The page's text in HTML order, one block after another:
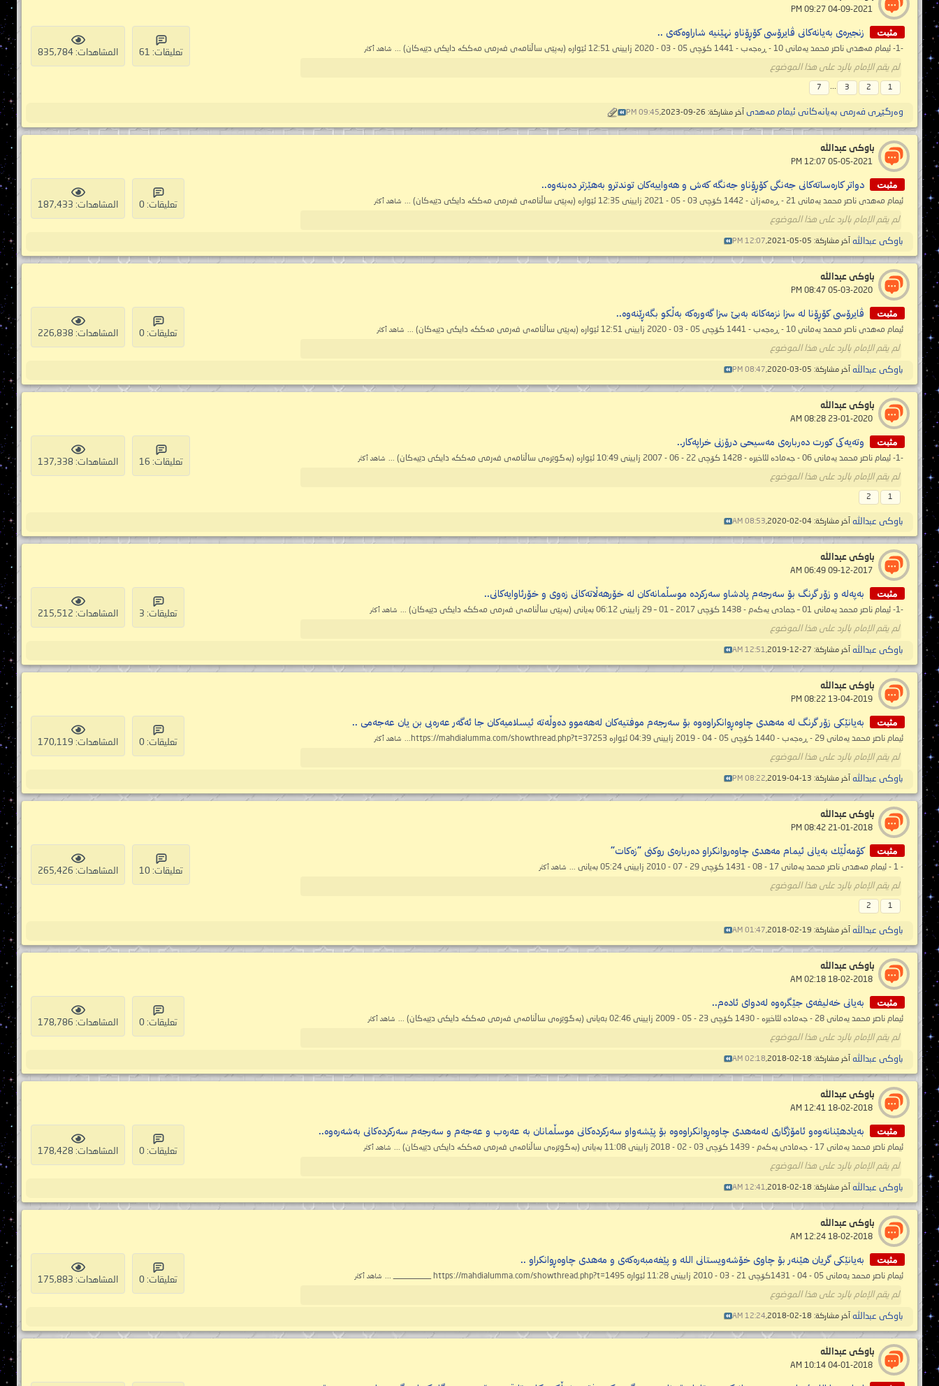
مثبت زنجیرەی بەیانەکانی ڤایرۆسی کۆڕۆناو نهێنیە شاراوەکەی ..
-1- ئیمام مەهدی ناصر محمد یەمانی 10 - ڕەجەب - 1441 کۆچی 05 - 03 - 2020 زایینی 12:51 ئێوارە (بەپێی ساڵنامەی فەرمی مەککە دایکی دێیەکان) ... شاهد أكثر
لم يقم الإمام بالرد على هذا الموضوع
1
2
3
...
7
تعليقات: 61 المشاهدات: 835,784
وەرگێڕی فەرمی بەیانەکانی ئیمام مەهدی آخر مشاركة: 26-09-2023, 09:45 PM
باوكى عبدالله
مثبت دواتر کارەساتەکانی جەنگی کۆڕۆناو جەنگە کەش و هەواییەکان توندترو بەهێزتر دەبنەوە..
ئیمام مەهدی ناصر محمد یەمانی 21 - ڕەمەزان - 1442 کۆچی 03 - 05 - 2021 زایینی 12:35 ئێوارە (بەپێی ساڵنامەی فەرمی مەککە دایکی دێیەکان) ... شاهد أكثر
لم يقم الإمام بالرد على هذا الموضوع
تعليقات: 0 المشاهدات: 187,433
باوكى عبدالله آخر مشاركة: 05-05-2021, 12:07 PM
باوكى عبدالله
مثبت ڤایرۆسی کۆڕۆنا لە سزا نزمەکانە بەبێ سزا گەورەکە بەڵکو بگەڕێنەوە..
ئیمام مەهدی ناصر محمد یەمانی 10 - ڕەجەب - 1441 کۆچی 05 - 03 - 2020 زایینی 12:51 ئێوارە (بەپێی ساڵنامەی فەرمی مەککە دایکی دێیەکان) ... شاهد أكثر
لم يقم الإمام بالرد على هذا الموضوع
تعليقات: 0 المشاهدات: 226,838
باوكى عبدالله آخر مشاركة: 05-03-2020, 08:47 PM
باوكى عبدالله
مثبت وتەیەکی کورت دەربارەی مەسیحی درۆزنی خراپەکار..
-1- ئیمام ناصر محمد یەمانی 06 - جەمادە لئاخیرە - 1428 کۆچی 22 - 06 - 2007 زایینی 10:49 ئێوارە (بەگوێرەی ساڵنامەی فەرمی مەککە دایکی دێیەکان) ... شاهد أكثر
لم يقم الإمام بالرد على هذا الموضوع
1
2
تعليقات: 16 المشاهدات: 137,338
باوكى عبدالله آخر مشاركة: 04-02-2020, 08:53 AM
باوكى عبدالله
مثبت بەپەلە و زۆر گرنگ بۆ سەرجەم پادشاو سەرکردە موسڵمانەکان لە خۆرھەڵاتەکانی زەوی و خۆرئاوایەکانی..
-1- ‎ئیمام ناصر محمد يەمانی ‎01 – جمادى یەکەم - 1438 کۆچی ‎29 – 01 – 2017 زایینی ‎06:12 بەیانی (بەپێی ساڵنامەی فەرمی مەککە دایکی دێیەکان) ... شاهد أكثر
لم يقم الإمام بالرد على هذا الموضوع
تعليقات: 3 المشاهدات: 215,512
باوكى عبدالله آخر مشاركة: 27-12-2019, 12:51 AM
باوكى عبدالله
مثبت بەیانێکی زۆر گرنگ لە مەھدی چاوەڕوانکراوەوە بۆ سەرجەم موفتیەکان لەھەموو دەوڵەتە ئیسلامیەکان جا ئەگەر عەرەبی بن یان عەجەمی ..
ئیمام ناصر محمد یەمانی 29 - ڕەجەب - 1440 کۆچی 05 - 04 - 2019 زایینی 04:39 ئێوارە ‏https://mahdialumma.com/showthread.php?t=37253... شاهد أكثر
لم يقم الإمام بالرد على هذا الموضوع
تعليقات: 0 المشاهدات: 170,119
باوكى عبدالله آخر مشاركة: 13-04-2019, 08:22 PM
باوكى عبدالله
مثبت كۆمه‌ڵێك به‌یانی ئیمام مه‌هدی چاوه‌روانكراو ده‌رباره‌ی روكنی "زه‌كات"
- 1 - ئیمام مەهدی ناصر محمد یەمانی 17 - 08 - 1431 کۆچی 29 - 07 - 2010 زایینی 05:24 بەیانی ... شاهد أكثر
لم يقم الإمام بالرد على هذا الموضوع
1
2
تعليقات: 10 المشاهدات: 265,426
باوكى عبدالله آخر مشاركة: 19-02-2018, 01:47 AM
باوكى عبدالله
مثبت به‌یانی خه‌لیفه‌ی جێگرەوە له‌دوای ئاده‌م..
ئیمام ناصر محمد یەمانی 28 - جەمادە لئاخیرە - 1430 کۆچی 23 - 05 - 2009 زایینی 02:46 به‌یانی (بەگوێرەی ساڵنامەی فەرمی مەککە دایکی دێیەکان) ... شاهد أكثر
لم يقم الإمام بالرد على هذا الموضوع
تعليقات: 0 المشاهدات: 178,786
باوكى عبدالله آخر مشاركة: 18-02-2018, 02:18 AM
باوكى عبدالله
مثبت بەیادھێنانەوەو ئامۆژگاری لەمەھدی چاوەڕوانکراوەوە بۆ پێشەواو سەرکردەکانی موسڵمانان بە عەرەب و عەجەم و سەرجەم سەرکردەکانی بەشەرەوە..
ئیمام ناصر محمد یەمانی 17 - جەمادى یەکەم - 1439 کۆچی 03 - 02 - 2018 زایینی 11:08 بەیانی (بەگوێرەی ساڵنامەی فەرمی مەککە دایکی دێیەکان) ... شاهد أكثر
لم يقم الإمام بالرد على هذا الموضوع
تعليقات: 0 المشاهدات: 178,428
باوكى عبدالله آخر مشاركة: 18-02-2018, 12:41 AM
باوكى عبدالله
مثبت به‌یانێكی گریان هێنه‌ر بۆ چاوی خۆشه‌ویستانی اللە و پێغه‌مبه‌ره‌كه‌ی و مه‌هدی چاوه‌ڕوانكراو ..
ئیمام ناصر محمد یه‌مانی 05 - 04 - 1431کۆچی 21 - 03 - 2010 زایینی 11:28 ئێواره‌ https://mahdialumma.com/showthread.php?t=1495 _________ ... شاهد أكثر
لم يقم الإمام بالرد على هذا الموضوع
تعليقات: 0 المشاهدات: 175,883
باوكى عبدالله آخر مشاركة: 18-02-2018, 12:24 AM
باوكى عبدالله